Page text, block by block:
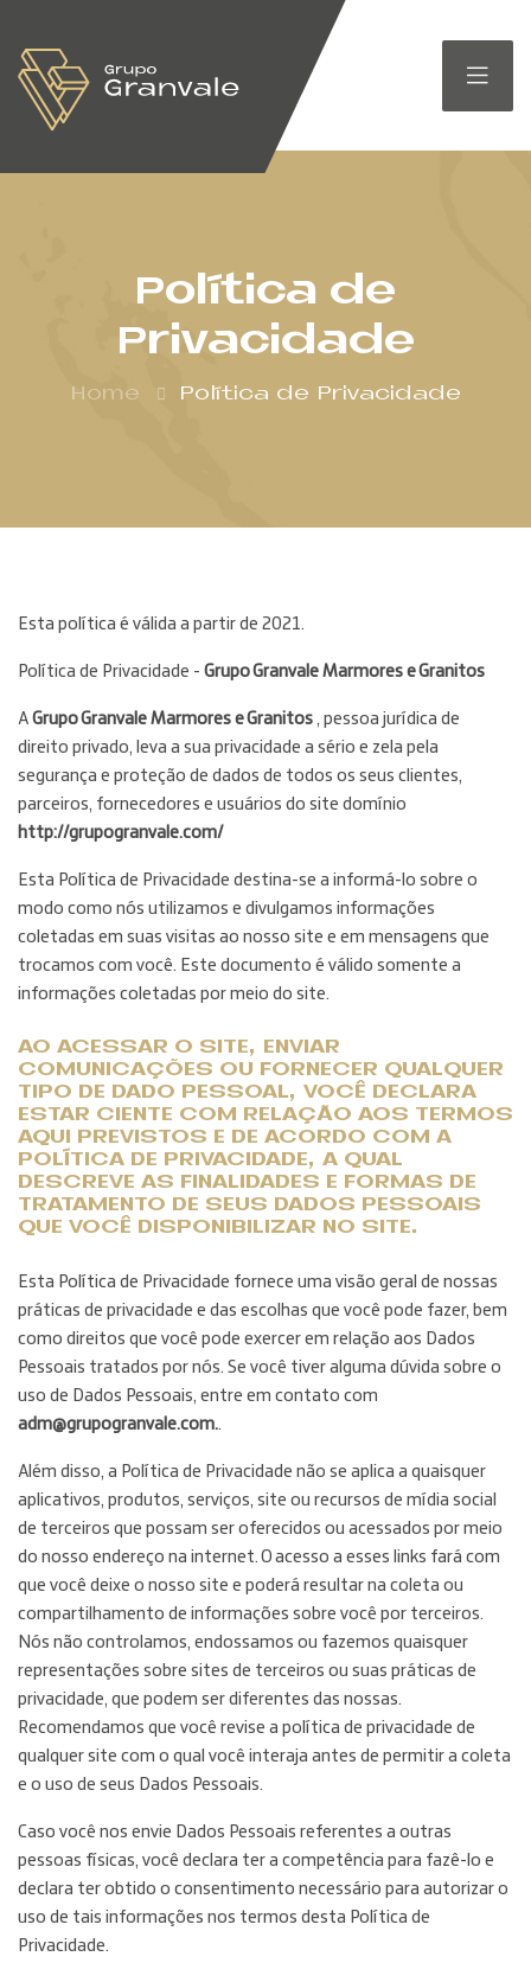
Política de
Privacidade
Home Política de Privacidade
Esta política é válida a partir de 2021.
Política de Privacidade - Grupo Granvale Marmores e Granitos
AGrupo Granvale Marmores e Granitos, pessoa jurídica de
direito privado, leva a sua privacidade a sério e zela pela
segurança e proteção de dados de todos os seus clientes,
parceiros, fornecedores e usuários do site domínio
http://grupogranvale.com/
Esta Política de Privacidade destina-se a informá-lo sobre o
modo como nós utilizamos e divulgamos informações
coletadas em suas visitas ao nosso site e em mensagens que
trocamos com você. Este documento é válido somente a
informações coletadas por meio do site.
AO ACESSAR O SITE, ENVIAR
COMUNICAÇÕES OU FORNECER QUALQUER
TIPO DE DADO PESSOAL, VOCÊ DECLARA
ESTAR CIENTE COM RELAÇÃO AOS TERMOS
AQUI PREVISTOS E DE ACORDO COM A
POLÍTICA DE PRIVACIDADE, A QUAL
DESCREVE AS FINALIDADES E FORMAS DE
TRATAMENTO DE SEUS DADOS PESSOAIS
QUE VOCÊ DISPONIBILIZAR NO SITE.
Esta Política de Privacidade fornece uma visão geral de nossas
práticas de privacidade e das escolhas que você pode fazer, bem
como direitos que você pode exercer em relação aos Dados
Pessoais tratados por nós. Se você tiver alguma dúvida sobre o
uso de Dados Pessoais, entre em contato com
adm@grupogranvale.com..
Além disso, a Política de Privacidade não se aplica a quaisquer
aplicativos, produtos, serviços, site ou recursos de mídia social
de terceiros que possam ser oferecidos ou acessados por meio
do nosso endereço na internet. O acesso a esses links fará com
que você deixe o nosso site e poderá resultar na coleta ou
compartilhamento de informações sobre você por terceiros.
Nós não controlamos, endossamos ou fazemos quaisquer
representações sobre sites de terceiros ou suas práticas de
privacidade, que podem ser diferentes das nossas.
Recomendamos que você revise a política de privacidade de
qualquer site com o qual você interaja antes de permitir a coleta
e o uso de seus Dados Pessoais.
Caso você nos envie Dados Pessoais referentes a outras
pessoas físicas, você declara ter a competência para fazê-lo e
declara ter obtido o consentimento necessário para autorizar o
uso de tais informações nos termos desta Política de
Privacidade.